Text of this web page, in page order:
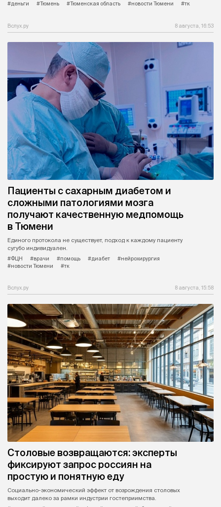
#деньги
#Тюмень #Тюменская область #новости Тюмени #тк
Вслух.ру 8 августа, 16:53
Пациенты с сахарным диабетом и
сложными патологиями мозга
получают качественную медпомощь
в Тюмени
Единого протокола не существует, подход к каждому пациенту
сугубо индивидуален.
#ФЦН
#врачи #помощь #диабет
#нейрохирургия
#новости Тюмени
#тк
Вслух.ру 8 августа, 15:58
Столовые возвращаются: эксперты
фиксируют запрос россиян на
простую и понятную еду
Социально-экономический эффект от возрождения столовых
выходит далеко за рамки индустрии гостеприимства.